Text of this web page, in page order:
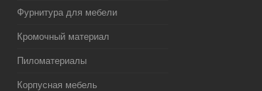
Фурнитура для мебели
Кромочный материал
Пиломатериалы
Корпусная мебель